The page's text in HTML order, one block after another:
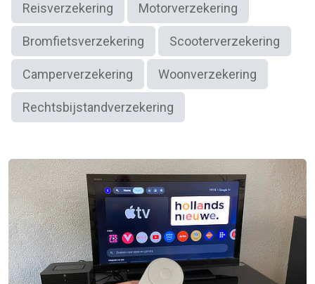
Reisverzekering Motorverzekering
Bromfietsverzekering Scooterverzekering
Camperverzekering Woonverzekering
Rechtsbijstandverzekering